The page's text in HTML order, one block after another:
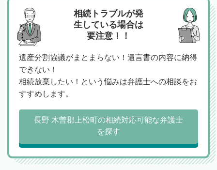
相続トラブルが発
生している場合は
要注意！！
遺産分割協議がまとまらない！遺言書の内容に納得
できない！
相続放棄したい！という悩みは弁護士への相談をお
すすめします。
長野 木曽郡上松町の相続対応可能な弁護士
を探す